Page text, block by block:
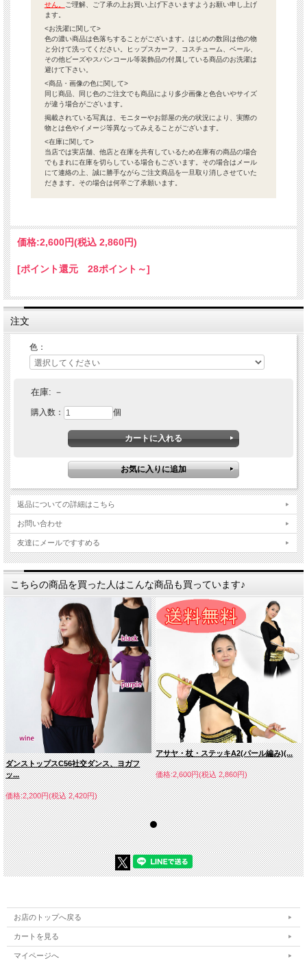
せん。
ご理解、ご了承の上お買い上げ下さいますようお願い申し上げ
ます。
<お洗濯に関して>
色の濃い商品は色落ちすることがございます。はじめの数回は他の物
と分けて洗ってください。ヒップスカーフ、コスチューム、ベール、
その他ビーズやスパンコール等装飾品の付属している商品のお洗濯は
避けて下さい。
<商品・画像の色に関して>
同じ商品、同じ色のご注文でも商品により多少画像と色合いやサイズ
が違う場合がございます。
掲載されている写真は、モニターやお部屋の光の状況により、実際の
物とは色やイメージ等異なってみえることがございます。
<在庫に関して>
当店では実店舗、他店と在庫を共有しているため在庫有の商品の場合
でもまれに在庫を切らしている場合もございます。その場合はメール
にて連絡の上、誠に勝手ながらご注文商品を一旦取り消しさせていた
だきます。その場合は何卒ご了承願います。
価格:2,600円(税込 2,860円)
[ポイント還元 28ポイント～]
注文
色：
在庫: －
購入数： 個
返品についての詳細はこちら
お問い合わせ
友達にメールですすめる
こちらの商品を買った人はこんな商品も買っています♪
ダンストップスC56社交ダンス、ヨガフ
ッ...
価格:2,200円(税込 2,420円)
アサヤ・杖・ステッキA2(パール編み)(...
価格:2,600円(税込 2,860円)
お店のトップへ戻る
カートを見る
マイページへ